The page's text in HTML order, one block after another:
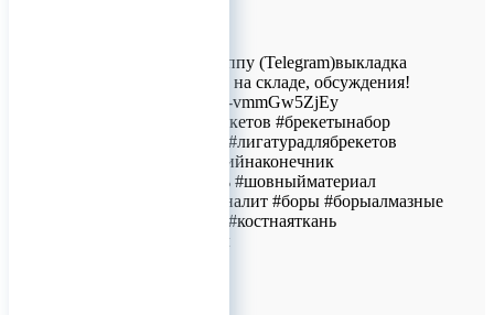
Приглашаем в группу (Telegram)выкладка
новостей, наличие на складе, обсуждения!
https://t.me/+Gby76-vmmGw5ZjEy
#брекет #наборбрекетов #брекетынабор
#немецкиебректы #лигатурадлябрекетов
#стоматологическийнаконечник
#наконечниквихрь #шовныйматериал
#стомзакупка #моналит #боры #борыалмазные
#коннектбиофарм #костнаяткань
#костныйматериал